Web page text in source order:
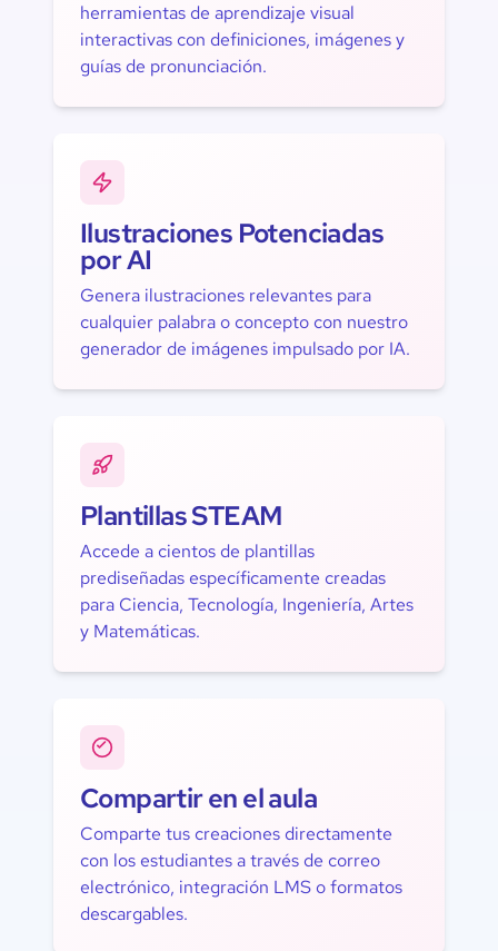
herramientas de aprendizaje visual
interactivas con definiciones, imágenes y
guías de pronunciación.
Ilustraciones Potenciadas
por AI
Genera ilustraciones relevantes para
cualquier palabra o concepto con nuestro
generador de imágenes impulsado por IA.
Plantillas STEAM
Accede a cientos de plantillas
prediseñadas específicamente creadas
para Ciencia, Tecnología, Ingeniería, Artes
y Matemáticas.
Compartir en el aula
Comparte tus creaciones directamente
con los estudiantes a través de correo
electrónico, integración LMS o formatos
descargables.